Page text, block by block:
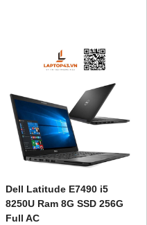
Dell Latitude E7490 i5
8250U Ram 8G SSD 256G
Full AC